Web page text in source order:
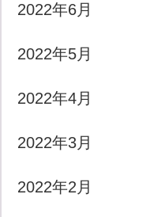
2022年6月
2022年5月
2022年4月
2022年3月
2022年2月